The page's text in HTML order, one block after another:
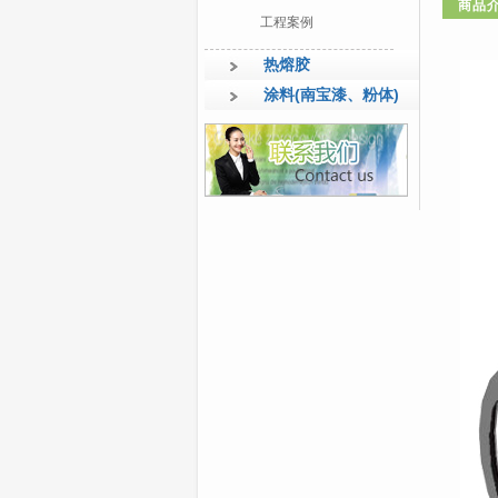
工程案例
热熔胶
涂料(南宝漆、粉体)
商品